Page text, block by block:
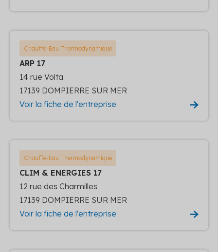
Chauffe-Eau Thermodynamique
ARP 17
14 rue Volta
17139 DOMPIERRE SUR MER
Voir la fiche de l'entreprise
Chauffe-Eau Thermodynamique
CLIM & ENERGIES 17
12 rue des Charmilles
17139 DOMPIERRE SUR MER
Voir la fiche de l'entreprise